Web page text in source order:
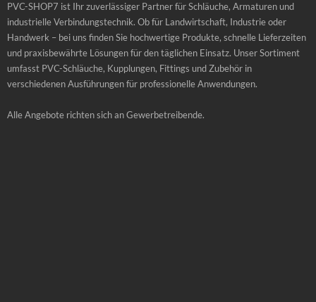
PVC-SHOP7 ist Ihr zuverlässiger Partner für Schläuche, Armaturen und
industrielle Verbindungstechnik. Ob für Landwirtschaft, Industrie oder
Handwerk – bei uns finden Sie hochwertige Produkte, schnelle Lieferzeiten
und praxisbewährte Lösungen für den täglichen Einsatz. Unser Sortiment
umfasst PVC-Schläuche, Kupplungen, Fittings und Zubehör in
verschiedenen Ausführungen für professionelle Anwendungen.
Alle Angebote richten sich an Gewerbetreibende.